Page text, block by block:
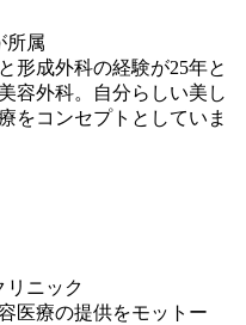
所属
形成外科の経験が25年と
容外科。自分らしい美し
をコンセプトとしていま
リニック
医療の提供をモットー